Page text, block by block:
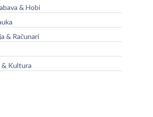
& Hobi
& Računari
Kultura